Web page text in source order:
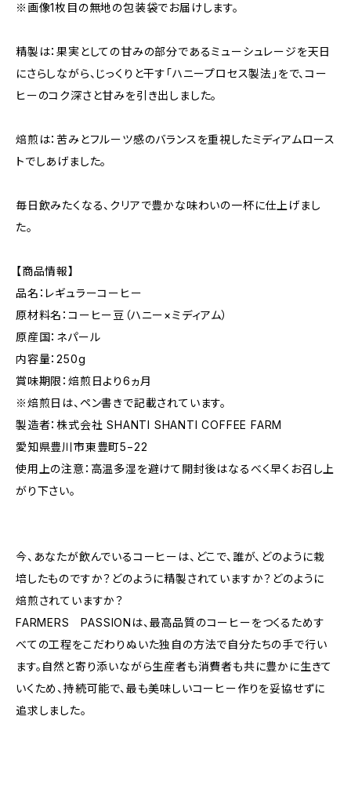
※画像1枚目の無地の包装袋でお届けします。
精製は：果実としての甘みの部分であるミューシュレージを天日
にさらしながら、じっくりと干す「ハニープロセス製法」をで、コー
ヒーのコク深さと甘みを引き出しました。
焙煎は：苦みとフルーツ感のバランスを重視したミディアムロース
トでしあげました。
毎日飲みたくなる、クリアで豊かな味わいの一杯に仕上げまし
た。
【商品情報】
品名：レギュラーコーヒー
原材料名：コーヒー豆（ハニー×ミディアム）
原産国：ネパール
内容量：250g
賞味期限：焙煎日より6ヵ月
※焙煎日は、ペン書きで記載されています。
製造者：株式会社 SHANTI SHANTI COFFEE FARM
愛知県豊川市東豊町5−22
使用上の注意：高温多湿を避けて開封後はなるべく早くお召し上
がり下さい。
今、あなたが飲んでいるコーヒーは、どこで、誰が、どのように栽
培したものですか？どのように精製されていますか？どのように
焙煎されていますか？
FARMERS PASSIONは、最高品質のコーヒーをつくるためす
べての工程をこだわりぬいた独自の方法で自分たちの手で行い
ます。自然と寄り添いながら生産者も消費者も共に豊かに生きて
いくため、持続可能で、最も美味しいコーヒー作りを妥協せずに
追求しました。